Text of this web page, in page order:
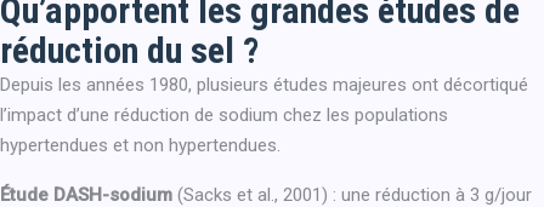
Qu’apportent les grandes études de
réduction du sel ?
Depuis les années 1980, plusieurs études majeures ont décortiqué
l’impact d’une réduction de sodium chez les populations
hypertendues et non hypertendues.
Étude DASH-sodium (Sacks et al., 2001) : une réduction à 3 g/jour